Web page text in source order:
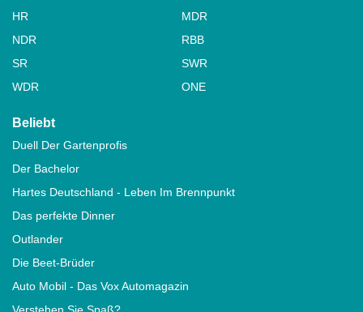
HR
MDR
NDR
RBB
SR
SWR
WDR
ONE
Beliebt
Duell Der Gartenprofis
Der Bachelor
Hartes Deutschland - Leben Im Brennpunkt
Das perfekte Dinner
Outlander
Die Beet-Brüder
Auto Mobil - Das Vox Automagazin